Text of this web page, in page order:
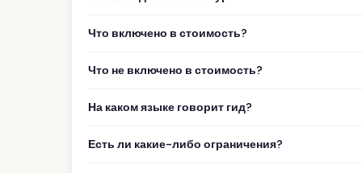
Что включено в стоимость?
Что не включено в стоимость?
На каком языке говорит гид?
Есть ли какие-либо ограничения?